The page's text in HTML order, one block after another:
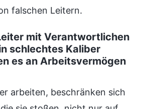
falschen Leitern.
mit Verantwortlichen
schlechtes Kaliber
es an Arbeitsvermögen
arbeiten, beschränken sich